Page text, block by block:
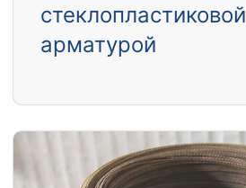
стеклопластиковой
арматурой